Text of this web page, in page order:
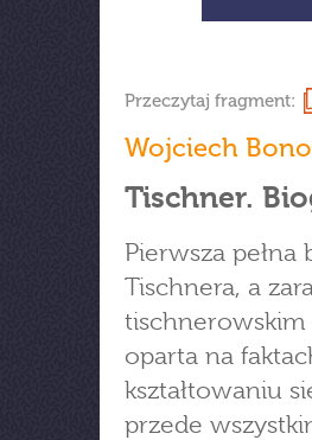
Przeczytaj fragment:
Wojciech
Tischner.
Pierwsza pełna
Tischnera, a
oparta na
kształtowaniu
przede